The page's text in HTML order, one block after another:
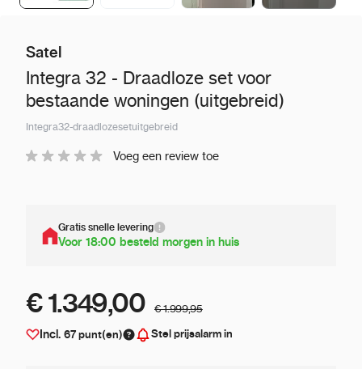
Satel
Integra 32 - Draadloze set voor
bestaande woningen (uitgebreid)
Integra32-draadlozesetuitgebreid
Voeg een review toe
Gratis snelle levering
Voor 18:00 besteld morgen in huis
€ 1.349,00 € 1.999,95
Incl. 67punt(en) Stel prijsalarm in